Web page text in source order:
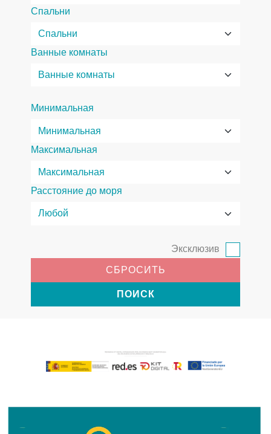
Спальни
Ванные комнаты
Минимальная
Максимальная
Расстояние до моря
Эксклюзив
СБРОСИТЬ
ПОИСК